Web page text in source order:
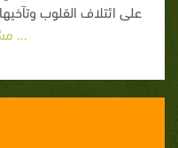
على ائتلاف القلوب
...